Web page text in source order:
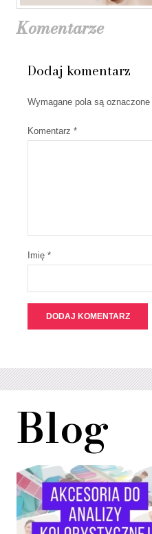
Komentarze
Dodaj komentarz
Wymagane pola są oznaczone
Komentarz *
Imię *
Blog